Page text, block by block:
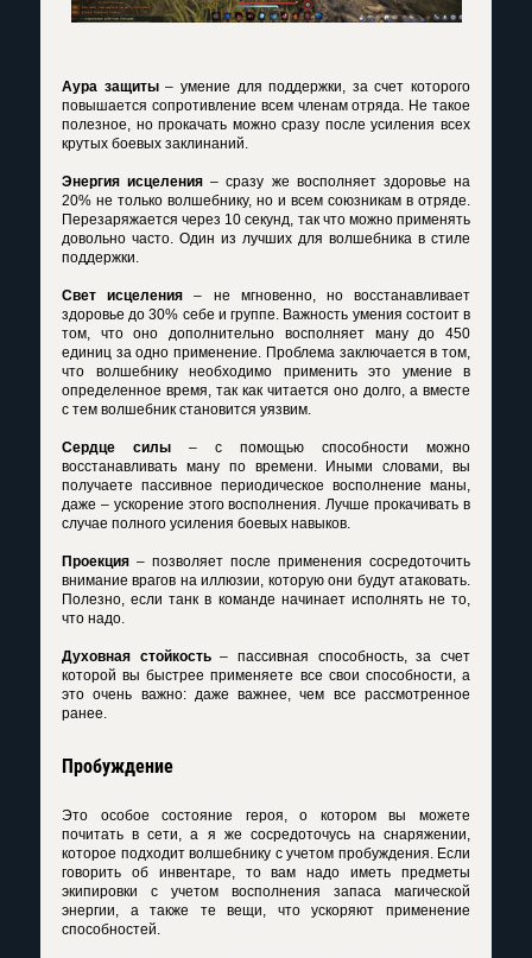
Аура защиты– умение для поддержки, за счет которого
повышается сопротивление всем членам отряда. Не такое
полезное, но прокачать можно сразу после усиления всех
крутых боевых заклинаний.
Энергия исцеления – сразу же восполняет здоровье на
20% не только волшебнику, но и всем союзникам в отряде.
Перезаряжается через 10 секунд, так что можно применять
довольно часто. Один из лучших для волшебника в стиле
поддержки.
Свет исцеления – не мгновенно, но восстанавливает
здоровье до 30% себе и группе. Важность умения состоит в
том, что оно дополнительно восполняет ману до 450
единиц за одно применение. Проблема заключается в том,
что волшебнику необходимо применить это умение в
определенное время, так как читается оно долго, а вместе
с тем волшебник становится уязвим.
Сердце силы – с помощью способности можно
восстанавливать ману по времени. Иными словами, вы
получаете пассивное периодическое восполнение маны,
даже – ускорение этого восполнения. Лучше прокачивать в
случае полного усиления боевых навыков.
Проекция – позволяет после применения сосредоточить
внимание врагов на иллюзии, которую они будут атаковать.
Полезно, если танк в команде начинает исполнять не то,
что надо.
Духовная стойкость– пассивная способность, за счет
которой вы быстрее применяете все свои способности, а
это очень важно: даже важнее, чем все рассмотренное
ранее.
Пробуждение
Это особое состояние героя, о котором вы можете
почитать в сети, а я же сосредоточусь на снаряжении,
которое подходит волшебнику с учетом пробуждения. Если
говорить об инвентаре, то вам надо иметь предметы
экипировки с учетом восполнения запаса магической
энергии, а также те вещи, что ускоряют применение
способностей.